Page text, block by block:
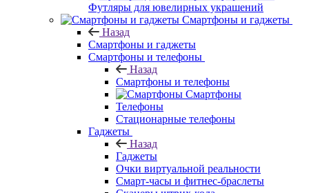
Футляры для ювелирных украшений
Смартфоны и гаджеты
Назад
Смартфоны и гаджеты
Смартфоны и телефоны
Назад
Смартфоны и телефоны
Смартфоны
Телефоны
Стационарные телефоны
Гаджеты
Назад
Гаджеты
Очки виртуальной реальности
Смарт-часы и фитнес-браслеты